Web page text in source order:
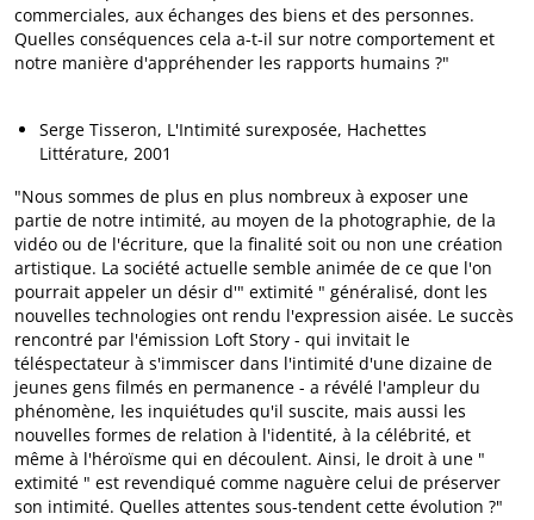
commerciales, aux échanges des biens et des personnes.
Quelles conséquences cela a-t-il sur notre comportement et
notre manière d'appréhender les rapports humains ?"
Serge Tisseron, L'Intimité surexposée, Hachettes
Littérature, 2001
"Nous sommes de plus en plus nombreux à exposer une
partie de notre intimité, au moyen de la photographie, de la
vidéo ou de l'écriture, que la finalité soit ou non une création
artistique. La société actuelle semble animée de ce que l'on
pourrait appeler un désir d'" extimité " généralisé, dont les
nouvelles technologies ont rendu l'expression aisée. Le succès
rencontré par l'émission Loft Story - qui invitait le
téléspectateur à s'immiscer dans l'intimité d'une dizaine de
jeunes gens filmés en permanence - a révélé l'ampleur du
phénomène, les inquiétudes qu'il suscite, mais aussi les
nouvelles formes de relation à l'identité, à la célébrité, et
même à l'héroïsme qui en découlent. Ainsi, le droit à une "
extimité " est revendiqué comme naguère celui de préserver
son intimité. Quelles attentes sous-tendent cette évolution ?"